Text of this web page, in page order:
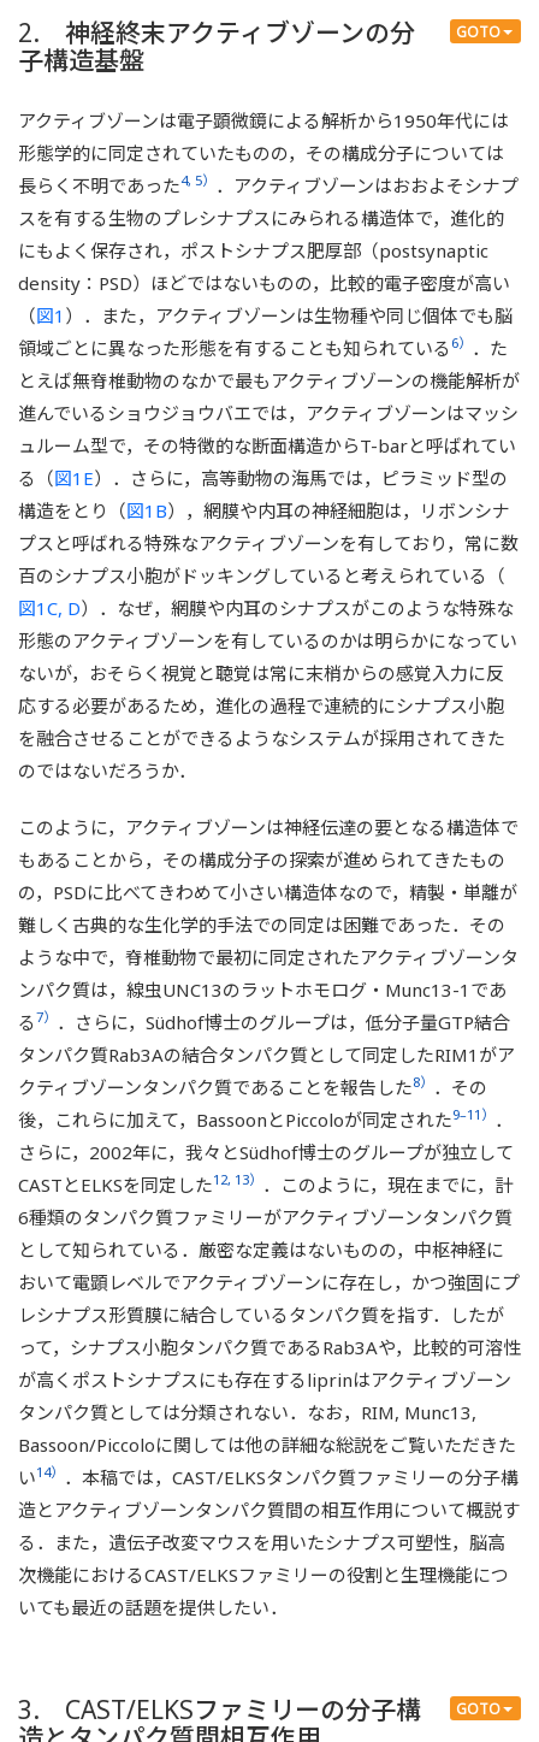
子顕微鏡では断面の形状からT-barと呼ばれる．
GOTO
2. 神経終末アクティブゾーンの分
子構造基盤
アクティブゾーンは電子顕微鏡による解析から1950年代には
形態学的に同定されていたものの，その構成分子については
長らく不明であった4, 5） ．アクティブゾーンはおおよそシナプ
スを有する生物のプレシナプスにみられる構造体で，進化的
にもよく保存され，ポストシナプス肥厚部（postsynaptic
density：PSD）ほどではないものの，比較的電子密度が高い
（図1 ）．また，アクティブゾーンは生物種や同じ個体でも脳
領域ごとに異なった形態を有することも知られている 6） ．た
とえば無脊椎動物のなかで最もアクティブゾーンの機能解析が
進んでいるショウジョウバエでは，アクティブゾーンはマッシ
ュルーム型で，その特徴的な断面構造からT-barと呼ばれてい
る（図1E）．さらに，高等動物の海馬では，ピラミッド型の
構造をとり（図1B），網膜や内耳の神経細胞は，リボンシナ
プスと呼ばれる特殊なアクティブゾーンを有しており，常に数
百のシナプス小胞がドッキングしていると考えられている（
図1C, D）．なぜ，網膜や内耳のシナプスがこのような特殊な
形態のアクティブゾーンを有しているのかは明らかになってい
ないが，おそらく視覚と聴覚は常に末梢からの感覚入力に反
応する必要があるため，進化の過程で連続的にシナプス小胞
を融合させることができるようなシステムが採用されてきた
のではないだろうか．
このように，アクティブゾーンは神経伝達の要となる構造体で
もあることから，その構成分子の探索が進められてきたもの
の，PSDに比べてきわめて小さい構造体なので，精製・単離が
難しく古典的な生化学的手法での同定は困難であった．その
ような中で，脊椎動物で最初に同定されたアクティブゾーンタ
ンパク質は，線虫UNC13のラットホモログ・Munc13-1であ
る 7） ．さらに，Südhof博士のグループは，低分子量GTP結合
タンパク質Rab3Aの結合タンパク質として同定したRIM1がア
クティブゾーンタンパク質であることを報告した8） ．その
後，これらに加えて，BassoonとPiccoloが同定された9–11） ．
さらに，2002年に，我々とSüdhof博士のグループが独立して
CASTとELKSを同定した12, 13） ．このように，現在までに，計
6種類のタンパク質ファミリーがアクティブゾーンタンパク質
として知られている．厳密な定義はないものの，中枢神経に
おいて電顕レベルでアクティブゾーンに存在し，かつ強固にプ
レシナプス形質膜に結合しているタンパク質を指す．したが
って，シナプス小胞タンパク質であるRab3Aや，比較的可溶性
が高くポストシナプスにも存在するliprinはアクティブゾーン
タンパク質としては分類されない．なお，RIM, Munc13,
Bassoon/Piccoloに関しては他の詳細な総説をご覧いただきた
い14） ．本稿では，CAST/ELKSタンパク質ファミリーの分子構
造とアクティブゾーンタンパク質間の相互作用について概説す
る．また，遺伝子改変マウスを用いたシナプス可塑性，脳高
次機能におけるCAST/ELKSファミリーの役割と生理機能につ
いても最近の話題を提供したい．
GOTO
3. CAST/ELKSファミリーの分子構